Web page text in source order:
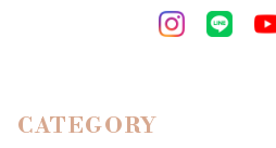
CATEGORY